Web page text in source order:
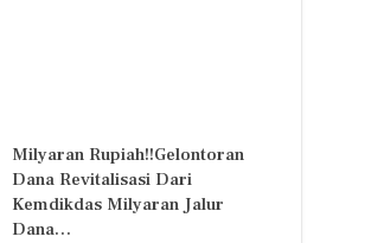
Milyaran Rupiah!!Gelontoran
Dana Revitalisasi Dari
Kemdikdas Milyaran Jalur
Dana…